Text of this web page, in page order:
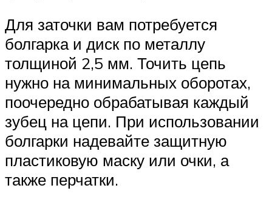
Для заточки вам потребуется
болгарка и диск по металлу
толщиной 2,5 мм. Точить цепь
нужно на минимальных оборотах,
поочередно обрабатывая каждый
зубец на цепи. При использовании
болгарки надевайте защитную
пластиковую маску или очки, а
также перчатки.